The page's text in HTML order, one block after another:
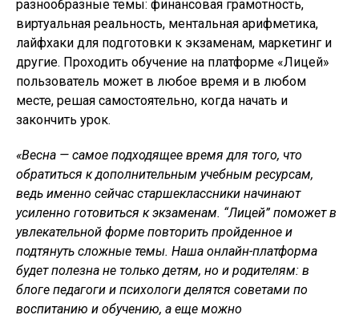
разнообразные темы: финансовая грамотность,
виртуальная реальность, ментальная арифметика,
лайфхаки для подготовки к экзаменам, маркетинг и
другие. Проходить обучение на платформе «Лицей»
пользователь может в любое время и в любом
месте, решая самостоятельно, когда начать и
закончить урок.
«Весна — самое подходящее время для того, что
обратиться к дополнительным учебным ресурсам,
ведь именно сейчас старшеклассники начинают
усиленно готовиться к экзаменам. “Лицей” поможет в
увлекательной форме повторить пройденное и
подтянуть сложные темы. Наша онлайн-платформа
будет полезна не только детям, но и родителям: в
блоге педагоги и психологи делятся советами по
воспитанию и обучению, а еще можно